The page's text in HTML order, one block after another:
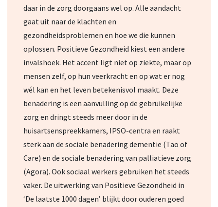
daar in de zorg doorgaans wel op. Alle aandacht
gaat uit naar de klachten en
gezondheidsproblemen en hoe we die kunnen
oplossen. Positieve Gezondheid kiest een andere
invalshoek. Het accent ligt niet op ziekte, maar op
mensen zelf, op hun veerkracht en op wat er nog
wél kan en het leven betekenisvol maakt. Deze
benadering is een aanvulling op de gebruikelijke
zorg en dringt steeds meer door in de
huisartsenspreekkamers, IPSO-centra en raakt
sterk aan de sociale benadering dementie (Tao of
Care) en de sociale benadering van palliatieve zorg
(Agora). Ook sociaal werkers gebruiken het steeds
vaker. De uitwerking van Positieve Gezondheid in
‘De laatste 1000 dagen’ blijkt door ouderen goed